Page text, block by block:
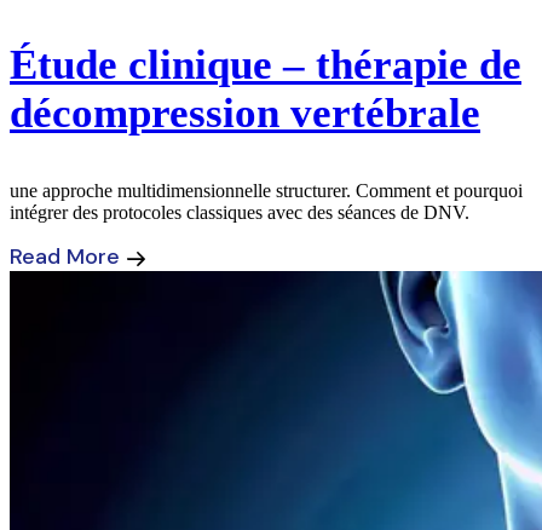
Étude clinique – thérapie de
décompression vertébrale
une approche multidimensionnelle structurer. Comment et pourquoi
intégrer des protocoles classiques avec des séances de DNV.
Read More